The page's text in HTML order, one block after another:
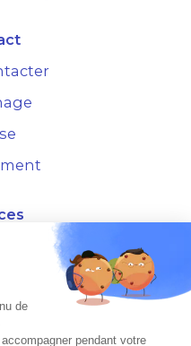
- 69001 Lyon
- 75012 Paris
de
pendant votre